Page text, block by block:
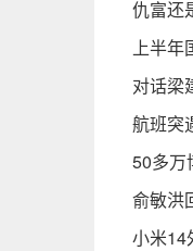
仇富还
上半年
对话梁
航班突
50多万
俞敏洪
小米14